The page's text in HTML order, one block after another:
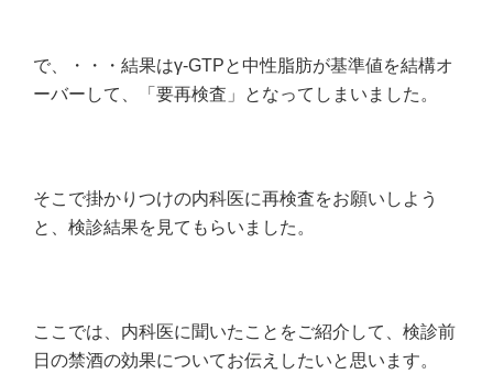
で、・・・結果はγ-GTPと中性脂肪が基準値を結構オ
ーバーして、「要再検査」となってしまいました。
そこで掛かりつけの内科医に再検査をお願いしよう
と、検診結果を見てもらいました。
ここでは、内科医に聞いたことをご紹介して、検診前
日の禁酒の効果についてお伝えしたいと思います。